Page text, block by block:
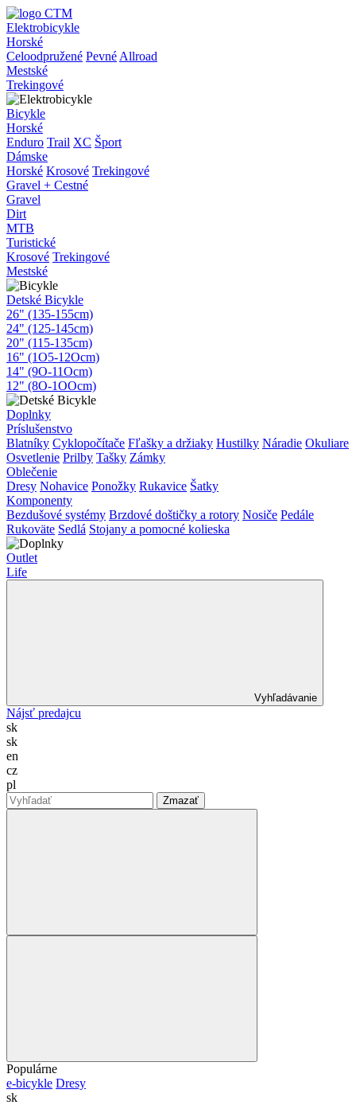
Elektrobicykle
Horské
Celoodpružené Pevné Allroad
Mestské
Trekingové
Bicykle
Horské
Enduro Trail XC Šport
Dámske
Horské Krosové Trekingové
Gravel + Cestné
Gravel
Dirt
MTB
Turistické
Krosové Trekingové
Mestské
Detské Bicykle
26" (135-155cm)
24" (125-145cm)
20" (115-135cm)
16" (1O5-12Ocm)
14" (9O-11Ocm)
12" (8O-1OOcm)
Doplnky
Príslušenstvo
Blatníky Cyklopočítače Fľašky a držiaky Hustilky Náradie Okuliare
Osvetlenie Prilby Tašky Zámky
Oblečenie
Dresy Nohavice Ponožky Rukavice Šatky
Komponenty
Bezdušové systémy Brzdové doštičky a rotory Nosiče Pedále
Rukoväte Sedlá Stojany a pomocné kolieska
Outlet
Life
Vyhľadávanie
Nájsť predajcu
sk
sk
en
cz
pl
Zmazať
Populárne
e-bicykle Dresy
sk